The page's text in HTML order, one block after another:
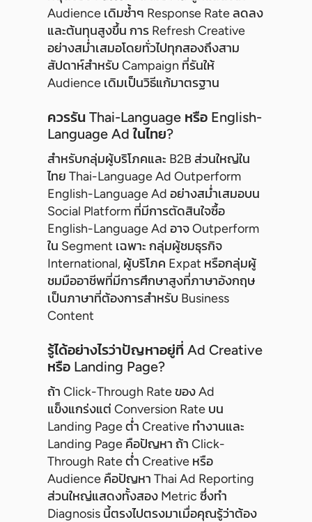
Audience เดิมซ้ำๆ Response Rate ลดลง
และต้นทุนสูงขึ้น การ Refresh Creative
อย่างสม่ำเสมอโดยทั่วไปทุกสองถึงสาม
สัปดาห์สำหรับ Campaign ที่รันให้
Audience เดิมเป็นวิธีแก้มาตรฐาน
ควรรัน Thai-Language หรือ English-
Language Ad ในไทย?
สำหรับกลุ่มผู้บริโภคและ B2B ส่วนใหญ่ใน
ไทย Thai-Language Ad Outperform
English-Language Ad อย่างสม่ำเสมอบน
Social Platform ที่มีการตัดสินใจซื้อ
English-Language Ad อาจ Outperform
ใน Segment เฉพาะ กลุ่มผู้ชมธุรกิจ
International, ผู้บริโภค Expat หรือกลุ่มผู้
ชมมืออาชีพที่มีการศึกษาสูงที่ภาษาอังกฤษ
เป็นภาษาที่ต้องการสำหรับ Business
Content
รู้ได้อย่างไรว่าปัญหาอยู่ที่ Ad Creative
หรือ Landing Page?
ถ้า Click-Through Rate ของ Ad
แข็งแกร่งแต่ Conversion Rate บน
Landing Page ต่ำ Creative ทำงานและ
Landing Page คือปัญหา ถ้า Click-
Through Rate ต่ำ Creative หรือ
Audience คือปัญหา Thai Ad Reporting
ส่วนใหญ่แสดงทั้งสอง Metric ซึ่งทำ
Diagnosis นี้ตรงไปตรงมาเมื่อคุณรู้ว่าต้อง